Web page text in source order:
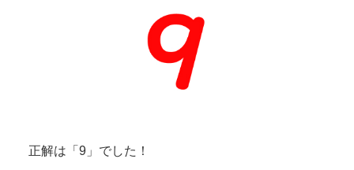
好きが集まる 比べて選べる
ビジネスと働き方のヒント
経営リーダーのコミュニティ
正解は「9」でした！